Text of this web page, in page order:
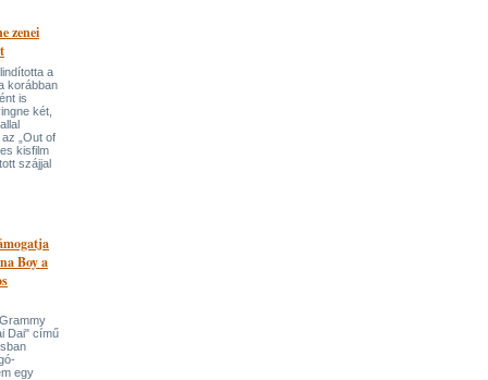
zenei
a
korábban
is
két,
„Out of
kisfilm
szájjal
Boy a
Dai" című
egy